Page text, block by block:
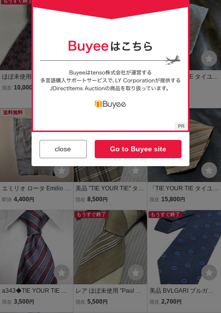
ほぼ未使用 ″Finamore 19
25″ フィナモレ 小紋 ドー
タイ 211573
現在 10,000
TIE YOUR TIE タイユアタ
イ ネクタイ セッテピ
クトショップ購入 試着程
即決 22,200円
「TIE YOUR TIE タイユア
タイ」 ブルー系 スフォデ
現在 15,800
送料無料
エミリオ ロータ Emilio R
ota タイユアタイ TIE YO
ブルー 46 ショートパンツ
ハーフパンツ ストライプ
即決 4,400 円
美品 ″TIE YOUR TIE″ タイ
ユアタイ 細身 チェック ノ
アシルク ブランドネクタ
イ 411108
現在 8,500 円
「TIE YOUR TIE タイユア
タイ」 ブラウン系 スフォ
×コットン混紡生地 イタ
リア・メイド
現在 15,800 円
a343◆TIE YOUR TIE ネ
クタイ◆タイユアタイネ
現在 3,500 円
もうすぐ終了
レア ほぼ未使用 ″Paul Sm
ith″ ポールスミス 細身 ス
現在 5,500 円
もうすぐ終了
美品 BVLGARI ブルガリ
シルク ネクタイ ネイビー
現在 2,700 円
close Go to Buyee site